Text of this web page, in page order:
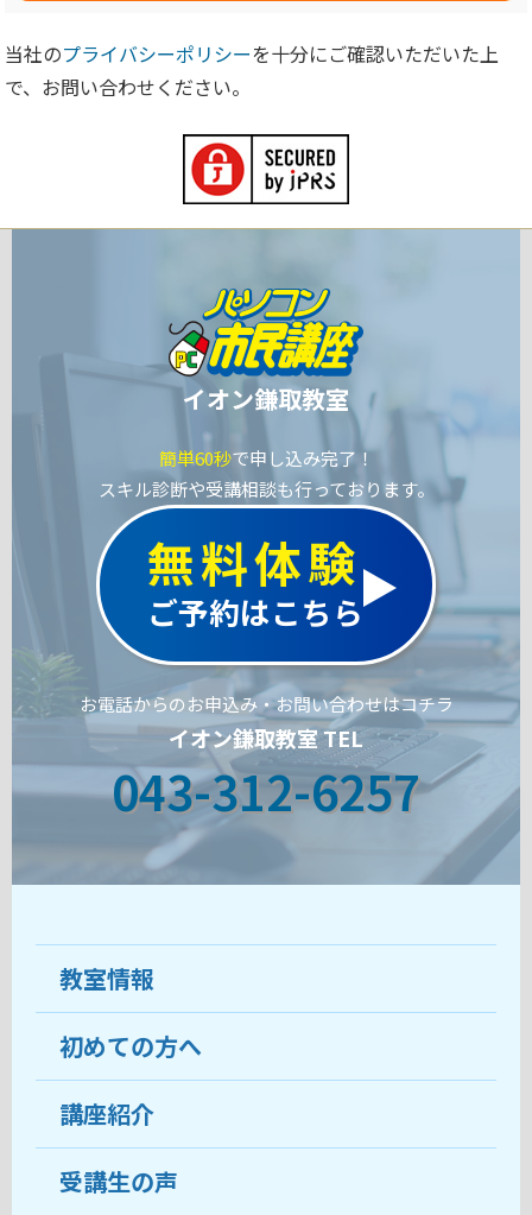
当社のプライバシーポリシーを十分にご確認いただいた上
で、お問い合わせください。
イオン鎌取教室
簡単60秒で申し込み完了！
スキル診断や受講相談も行っております。
無料体験
ご予約はこちら
お電話からのお申込み・お問い合わせはコチラ
イオン鎌取教室 TEL
043-312-6257
教室情報
教室について
受講生の声
おすすめ・人気の講座
初めての方へ
ココがおすすめ
料金
講座紹介
受講生の声